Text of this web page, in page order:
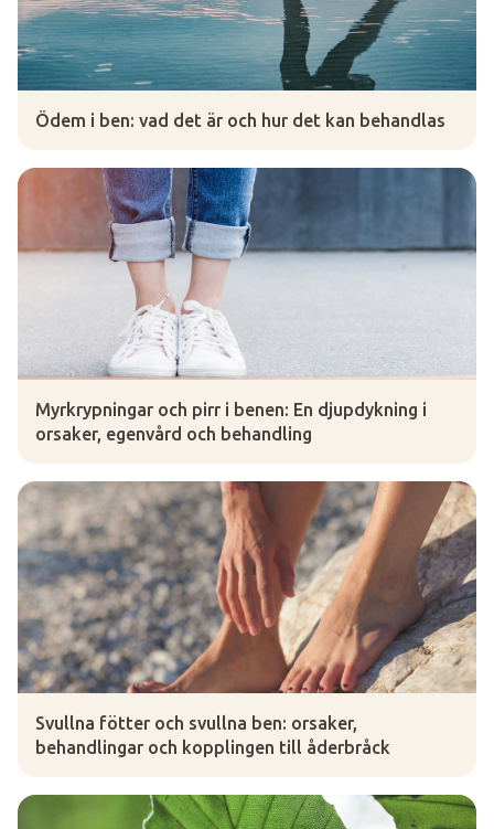
Ödem i ben: vad det är och hur det kan behandlas
Myrkrypningar och pirr i benen: En djupdykning i
orsaker, egenvård och behandling
Svullna fötter och svullna ben: orsaker,
behandlingar och kopplingen till åderbråck